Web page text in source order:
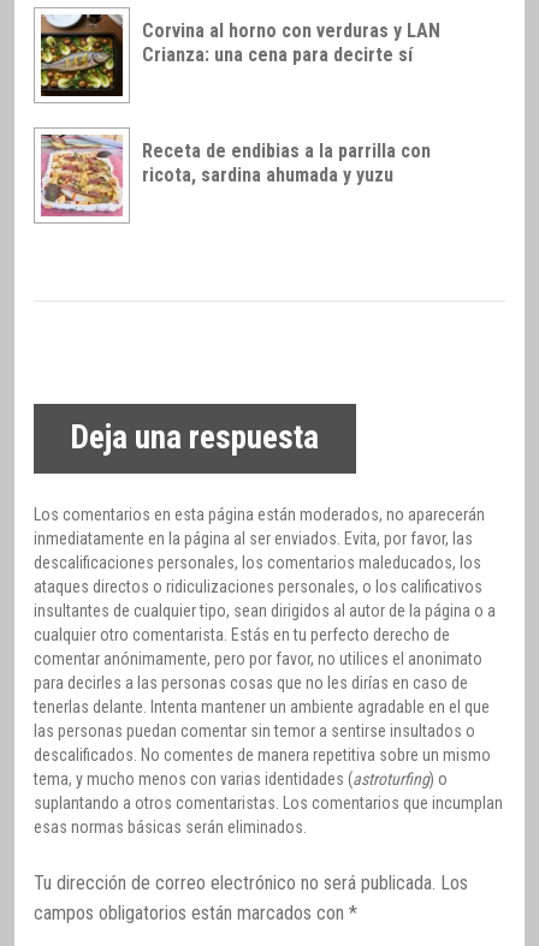
Corvina al horno con verduras y LAN
Crianza: una cena para decirte sí
Receta de endibias a la parrilla con
ricota, sardina ahumada y yuzu
Deja una respuesta
Los comentarios en esta página están moderados, no aparecerán
inmediatamente en la página al ser enviados. Evita, por favor, las
descalificaciones personales, los comentarios maleducados, los
ataques directos o ridiculizaciones personales, o los calificativos
insultantes de cualquier tipo, sean dirigidos al autor de la página o a
cualquier otro comentarista. Estás en tu perfecto derecho de
comentar anónimamente, pero por favor, no utilices el anonimato
para decirles a las personas cosas que no les dirías en caso de
tenerlas delante. Intenta mantener un ambiente agradable en el que
las personas puedan comentar sin temor a sentirse insultados o
descalificados. No comentes de manera repetitiva sobre un mismo
tema, y mucho menos con varias identidades (astroturfing) o
suplantando a otros comentaristas. Los comentarios que incumplan
esas normas básicas serán eliminados.
Tu dirección de correo electrónico no será publicada. Los
campos obligatorios están marcados con *